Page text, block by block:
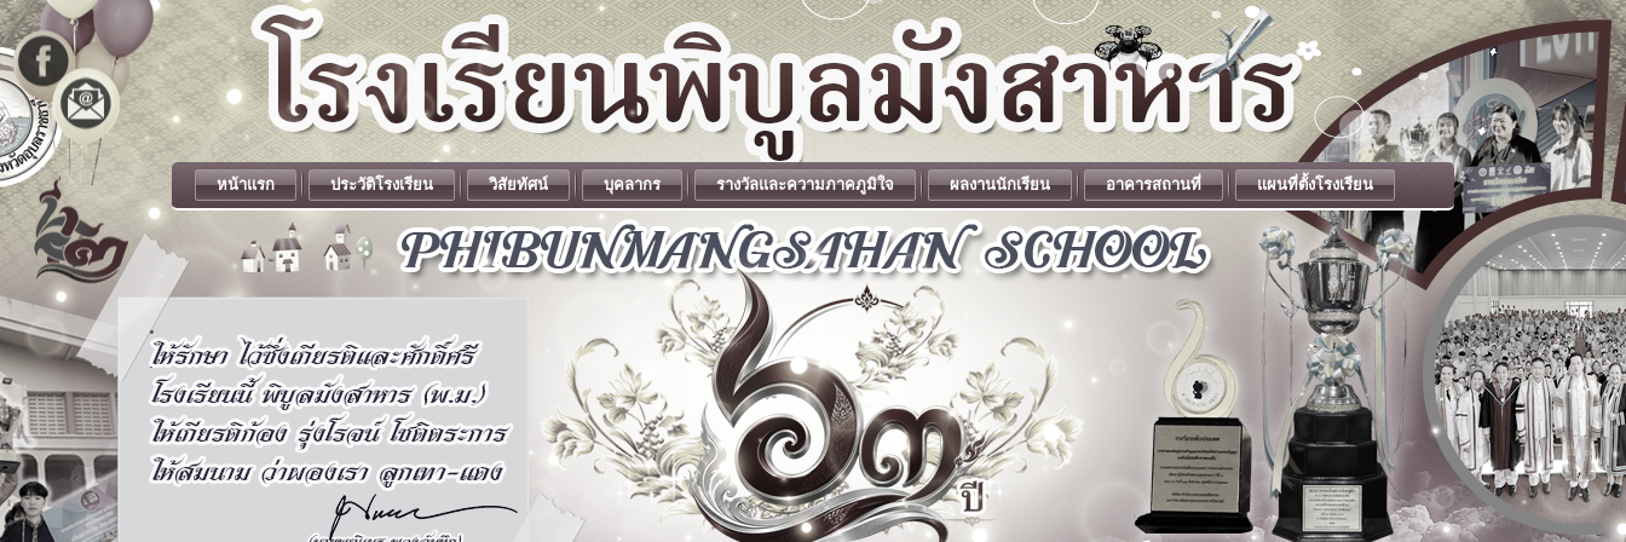
.
.
หน้าแรก ประวัติโรงเรียน วิสัยทัศน์ บุคลากร รางวัลและความภาคภูมิใจ ผลงานนักเรียน อาคารสถานที่ แผนที่ตั้งโรงเรียน